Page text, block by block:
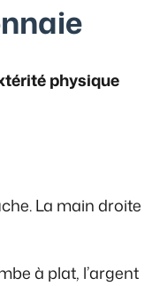
physique
La main droite
à plat, l’argent